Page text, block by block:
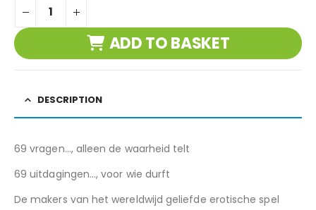
ADD TO BASKET
DESCRIPTION
69 vragen…, alleen de waarheid telt
69 uitdagingen…, voor wie durft
De makers van het wereldwijd geliefde erotische spel